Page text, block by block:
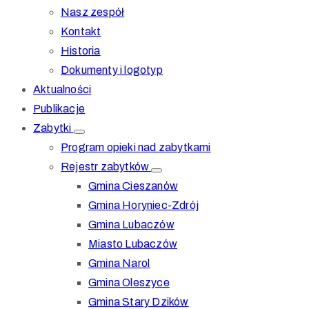
Nasz zespół
Kontakt
Historia
Dokumenty i logotyp
Aktualności
Publikacje
Zabytki
Program opieki nad zabytkami
Rejestr zabytków
Gmina Cieszanów
Gmina Horyniec-Zdrój
Gmina Lubaczów
Miasto Lubaczów
Gmina Narol
Gmina Oleszyce
Gmina Stary Dzików